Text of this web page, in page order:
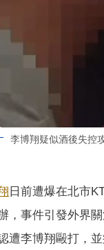
李博翔疑似酒後失控
日前遭爆在北市
，事件引發外界
遭李博翔毆打，